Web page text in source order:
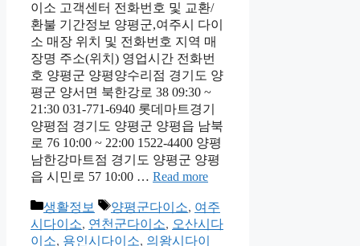
이소 고객센터 전화번호 및 교환/
환불 기간정보 양평군,여주시 다이
소 매장 위치 및 전화번호 지역 매
장명 주소(위치) 영업시간 전화번
호 양평군 양평양수리점 경기도 양
평군 양서면 북한강로 38 09:30 ~
21:30 031-771-6940 롯데마트경기
양평점 경기도 양평군 양평읍 남북
로 76 10:00 ~ 22:00 1522-4400 양평
남한강마트점 경기도 양평군 양평
읍 시민로 57 10:00 … Read more
Categories
생활정보 Tags
양평군다이소, 여주
시다이소, 연천군다이소, 오산시다
이소, 용인시다이소, 의왕시다이